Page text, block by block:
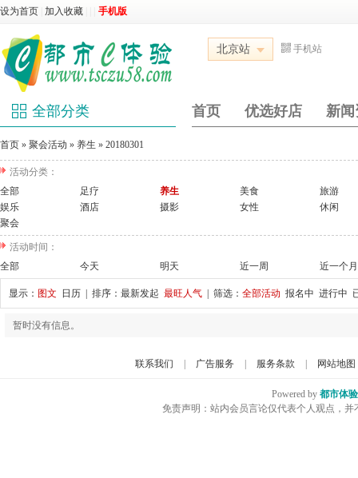
设为首页 加入收藏 手机版
北京站 手机站
全部分类 首页 优选好店 新闻
首页 » 聚会活动 » 养生 » 20180301
活动分类：
全部
足疗 养生 美食
旅游
娱乐
酒店 摄影 女性
休闲
聚会
活动时间：
全部
今天 明天 近一周 近一个月
显示： 图文 日历 | 排序： 最新发起 最旺人气 | 筛选： 全部活动 报名中 进行中
暂时没有信息。
联系我们 广告服务 服务条款 网站地图
Powered by 都市体
免责声明：站内会员言论仅代表个人观点，